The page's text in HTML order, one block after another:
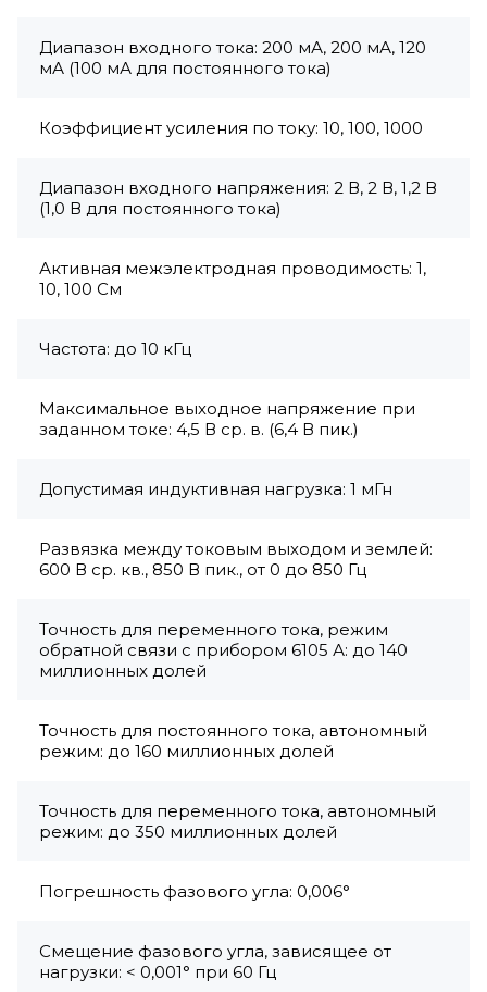
Диапазон входного тока: 200 мА, 200 мА, 120
мА (100 мА для постоянного тока)
Коэффициент усиления по току: 10, 100, 1000
Диапазон входного напряжения: 2 В, 2 В, 1,2 В
(1,0 В для постоянного тока)
Активная межэлектродная проводимость: 1,
10, 100 См
Частота: до 10 кГц
Максимальное выходное напряжение при
заданном токе: 4,5 В ср. в. (6,4 В пик.)
Допустимая индуктивная нагрузка: 1 мГн
Развязка между токовым выходом и землей:
600 В ср. кв., 850 В пик., от 0 до 850 Гц
Точность для переменного тока, режим
обратной связи с прибором 6105 А: до 140
миллионных долей
Точность для постоянного тока, автономный
режим: до 160 миллионных долей
Точность для переменного тока, автономный
режим: до 350 миллионных долей
Погрешность фазового угла: 0,006°
Смещение фазового угла, зависящее от
нагрузки: < 0,001° при 60 Гц